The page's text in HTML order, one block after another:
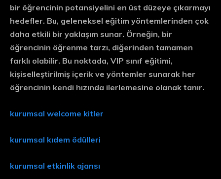
bir öğrencinin potansiyelini en üst düzeye çıkarmayı
hedefler. Bu, geleneksel eğitim yöntemlerinden çok
daha etkili bir yaklaşım sunar. Örneğin, bir
öğrencinin öğrenme tarzı, diğerinden tamamen
farklı olabilir. Bu noktada, VIP sınıf eğitimi,
kişiselleştirilmiş içerik ve yöntemler sunarak her
öğrencinin kendi hızında ilerlemesine olanak tanır.
kurumsal welcome kitler
kurumsal kıdem ödülleri
kurumsal etkinlik ajansı